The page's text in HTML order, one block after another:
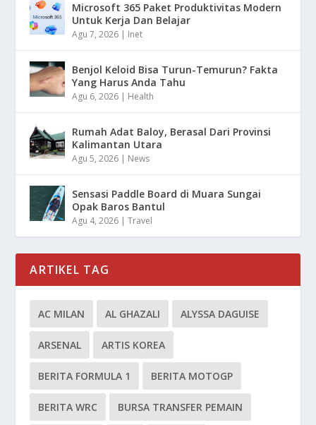
Microsoft 365 Paket Produktivitas Modern
Untuk Kerja Dan Belajar
Agu 7, 2026 | Inet
Benjol Keloid Bisa Turun-Temurun? Fakta
Yang Harus Anda Tahu
Agu 6, 2026 | Health
Rumah Adat Baloy, Berasal Dari Provinsi
Kalimantan Utara
Agu 5, 2026 | News
Sensasi Paddle Board di Muara Sungai
Opak Baros Bantul
Agu 4, 2026 |Travel
ARTIKEL TAG
AC MILAN AL GHAZALI ALYSSA DAGUISE
ARSENAL ARTIS KOREA
BERITA FORMULA 1 BERITA MOTOGP
BERITA WRC BURSA TRANSFER PEMAIN